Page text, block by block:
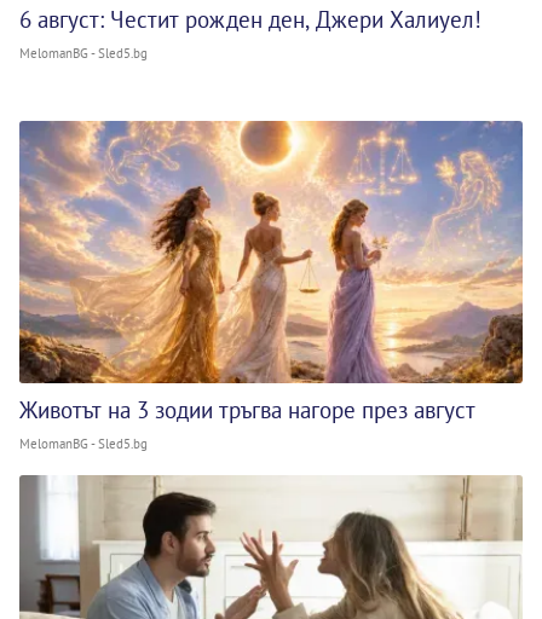
6 август: Честит рожден ден, Джери Халиуел!
MelomanBG - Sled5.bg
Животът на 3 зодии тръгва нагоре през август
MelomanBG - Sled5.bg